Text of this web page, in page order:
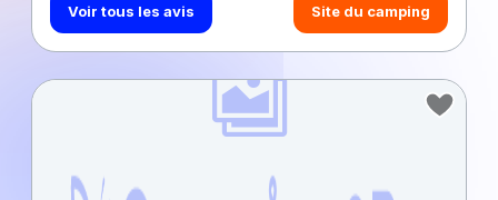
Voir tous les avis Site du camping